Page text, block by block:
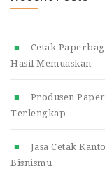
Cetak
Hasil Memuaskan
Produsen
Terlengkap
Jasa Cetak
Bisnismu